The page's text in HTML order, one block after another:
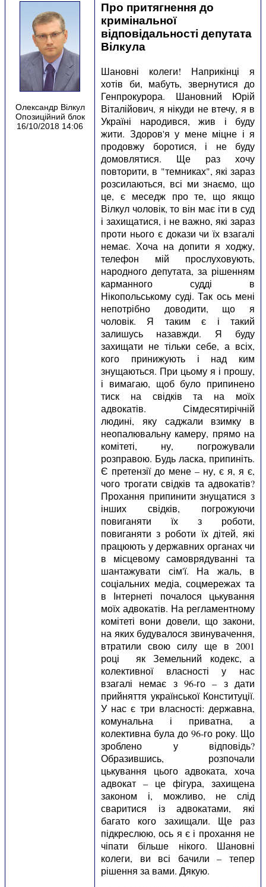
Олександр Вілкул
Опозиційний блок
16/10/2018 14:06
Про притягнення до
кримінальної
відповідальності депутата
Вілкула
Шановні колеги! Наприкінці я
хотів би, мабуть, звернутися до
Генпрокурора. Шановний Юрій
Віталійович, я нікуди не втечу, я в
Україні народився, жив і буду
жити. Здоров'я у мене міцне і я
продовжу боротися, і не буду
домовлятися. Ще раз хочу
повторити, в "темниках", які зараз
розсилаються, всі ми знаємо, що
це, є меседж про те, що якщо
Вілкул чоловік, то він має іти в суд
і захищатися, і не важно, які зараз
проти нього є докази чи їх взагалі
немає. Хоча на допити я ходжу,
телефон мій прослуховують,
народного депутата, за рішенням
карманного судді в
Нікопольському суді. Так ось мені
непотрібно доводити, що я
чоловік. Я таким є і такий
залишусь назавжди. Я буду
захищати не тільки себе, а всіх,
кого принижують і над ким
знущаються. При цьому я і прошу,
і вимагаю, щоб було припинено
тиск на свідків та на моїх
адвокатів. Сімдесятирічній
людині, яку саджали взимку в
неопалювальну камеру, прямо на
комітеті, ну, погрожували
розправою. Будь ласка, припиніть.
Є претензії до мене – ну, є я, я є,
чого трогати свідків та адвокатів?
Прохання припинити знущатися з
інших свідків, погрожуючи
повиганяти їх з роботи,
повиганяти з роботи їх дітей, які
працюють у державних органах чи
в місцевому самоврядуванні та
шантажувати сім'ї. На жаль, в
соціальних медіа, соцмережах та
в Інтернеті почалося цькування
моїх адвокатів. На регламентному
комітеті вони довели, що закони,
на яких будувалося звинувачення,
втратили свою силу ще в 2001
році як Земельний кодекс, а
колективної власності у нас
взагалі немає з 96-го – з дати
прийняття української Конституції.
У нас є три власності: державна,
комунальна і приватна, а
колективна була до 96-го року. Що
зроблено у відповідь?
Образившись, розпочали
цькування цього адвоката, хоча
адвокат – це фігура, захищена
законом і, можливо, не слід
сваритися із адвокатами, які
багато кого захищали. Ще раз
підкреслюю, ось я є і прохання не
чіпати більше нікого. Шановні
колеги, ви всі бачили – тепер
рішення за вами. Дякую.